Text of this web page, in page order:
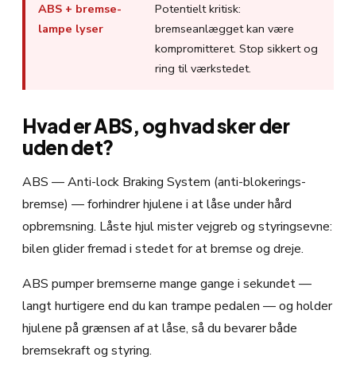
ABS + bremse-
lampe lyser
Potentielt kritisk:
bremseanlægget kan være
kompromitteret. Stop sikkert og
ring til værkstedet.
Hvad er ABS, og hvad sker der
uden det?
ABS — Anti-lock Braking System (anti-blokerings-
bremse) — forhindrer hjulene i at låse under hård
opbremsning. Låste hjul mister vejgreb og styringsevne:
bilen glider fremad i stedet for at bremse og dreje.
ABS pumper bremserne mange gange i sekundet —
langt hurtigere end du kan trampe pedalen — og holder
hjulene på grænsen af at låse, så du bevarer både
bremsekraft og styring.